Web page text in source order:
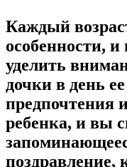
Каждый
особенности,
уделить
дочки в день
предпочтения
ребенка, и вы
поздравление,